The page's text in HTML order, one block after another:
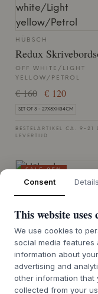
HÜBSCH
Redux
OFF WHITE/LIGHT
YELLOW/PETROL
€ 160 € 120
SET OF 3 - 27X8XH34CM
BESTELARTIKEL CA. 9-21
LEVERTIJD
HÜBSCH
Note Storage Box
NATUR
€ 110 € 82,5
SALE 25%
Consent Details
This website uses
We use cookies to
social media features
information about
advertising and
other information that
collected from your